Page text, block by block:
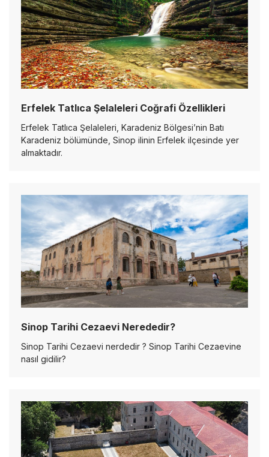
Erfelek Tatlıca Şelaleleri Coğrafi Özellikleri
Erfelek Tatlıca Şelaleleri, Karadeniz Bölgesi’nin Batı
Karadeniz bölümünde, Sinop ilinin Erfelek ilçesinde yer
almaktadır.
Sinop Tarihi Cezaevi Nerededir?
Sinop Tarihi Cezaevi nerdedir ? Sinop Tarihi Cezaevine
nasıl gidilir?